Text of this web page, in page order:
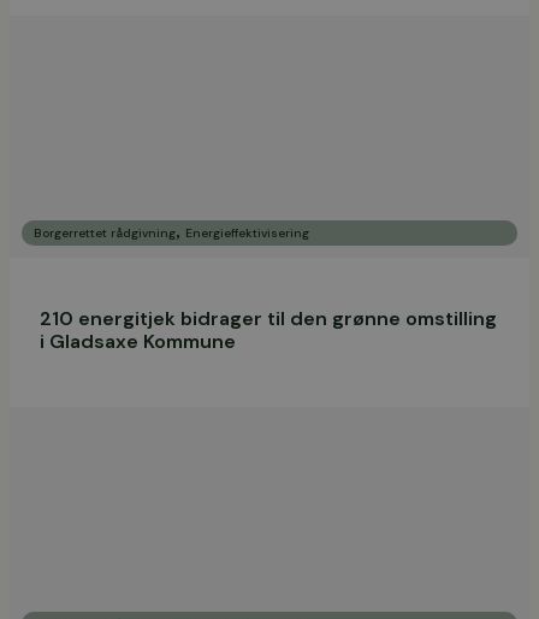
Borgerrettet rådgivning, Energieffektivisering
210 energitjek bidrager til den grønne omstilling
i Gladsaxe Kommune